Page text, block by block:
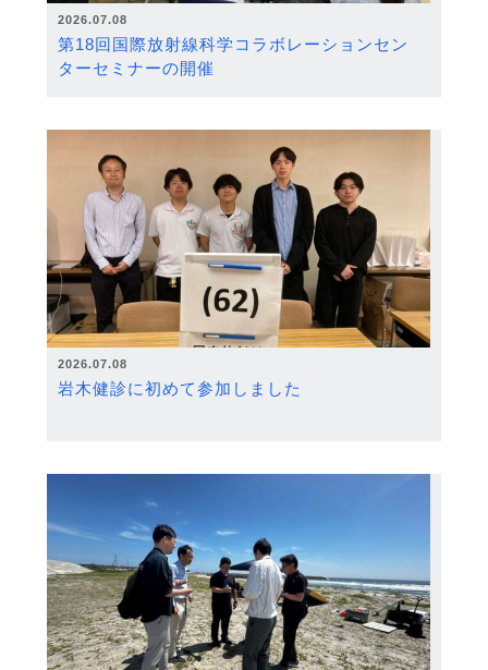
2026.07.08
第18回国際放射線科学コラボレーションセン
ターセミナーの開催
2026.07.08
岩木健診に初めて参加しました